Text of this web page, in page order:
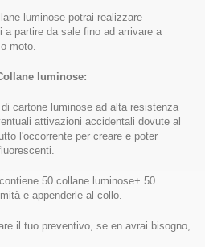
luminose potrai realizzare
partire da sale fino ad arrivare a
moto.
luminose:
cartone luminose ad alta resistenza
attivazioni accidentali dovute al
l'occorrente per creare e poter
50 collane luminose+ 50
e appenderle al collo.
il tuo preventivo, se en avrai bisogno,